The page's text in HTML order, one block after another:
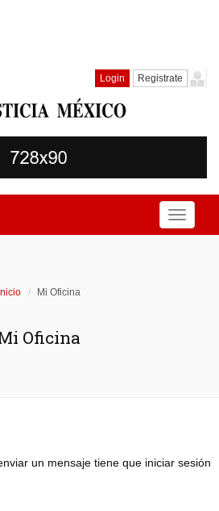
Login Registrate
Toggle
Inicio Mi Oficina
Oficina
un mensaje tiene que iniciar sesión